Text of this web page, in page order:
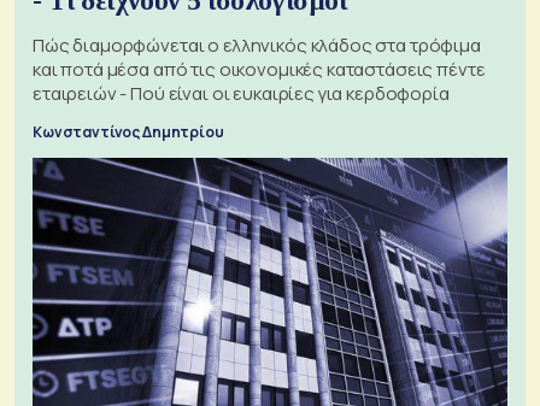
Πώς διαμορφώνεται ο ελληνικός κλάδος στα τρόφιμα
και ποτά μέσα από τις οικονομικές καταστάσεις πέντε
εταιρειών - Πού είναι οι ευκαιρίες για κερδοφορία
Κωνσταντίνος Δημητρίου